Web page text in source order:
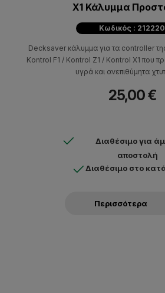
X1 Κάλυμμα
Κωδικός : 212220
Decksaver κάλυμμα για τα controller
Kontrol F1 / Kontrol Z1 / Kontrol X1 που
υγρά και ανεπιθύμητα
25,00 €
Διαθέσιμο για
αποστολή
Διαθέσιμο στο
Περισσότερα